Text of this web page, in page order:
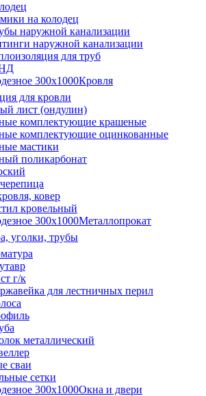
на колодец
наружной канализации
наружной канализации
для труб
Кровля
для кровли
лист (ондулин)
комплектующие крашеные
комплектующие оцинкованные
мастики
поликарбонат
ковер
кровельный
Металлопрокат
уголки, трубы
г/к
для лестничных перил
металлический
сваи
сетки
Окна и двери